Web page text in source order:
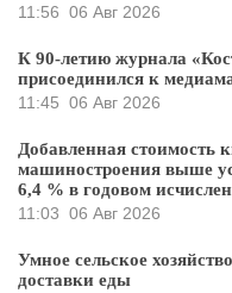
11:56 06 Авг 2026
К 90-летию журнала
присоединился к
11:45 06 Авг 2026
Добавленная стоимость
машиностроения выше
6,4 % в годовом
11:03 06 Авг 2026
Умное сельское
доставки еды